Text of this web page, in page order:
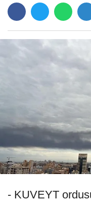
- KUVEYT